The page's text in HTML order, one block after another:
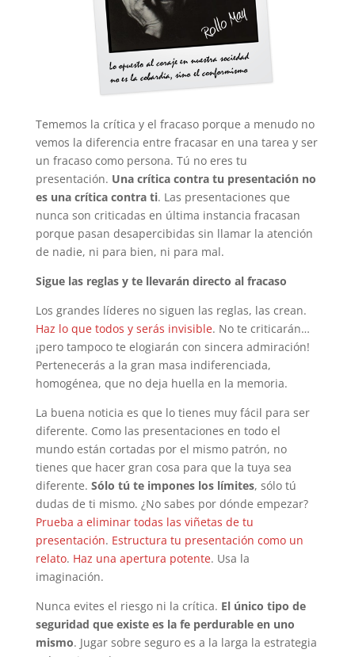
Tememos la crítica y el fracaso porque a menudo no
vemos la diferencia entre fracasar en una tarea y ser
un fracaso como persona. Tú no eres tu
presentación. Una crítica contra tu presentación no
es una crítica contra ti. Las presentaciones que
nunca son criticadas en última instancia fracasan
porque pasan desapercibidas sin llamar la atención
de nadie, ni para bien, ni para mal.
Sigue las reglas y te llevarán directo al fracaso
Los grandes líderes no siguen las reglas, las crean.
Haz lo que todos y serás invisible. No te criticarán…
¡pero tampoco te elogiarán con sincera admiración!
Pertenecerás a la gran masa indiferenciada,
homogénea, que no deja huella en la memoria.
La buena noticia es que lo tienes muy fácil para ser
diferente. Como las presentaciones en todo el
mundo están cortadas por el mismo patrón, no
tienes que hacer gran cosa para que la tuya sea
diferente. Sólo tú te impones los límites, sólo tú
dudas de ti mismo. ¿No sabes por dónde empezar?
Prueba a eliminar todas las viñetas de tu
presentación. Estructura tu presentación como un
relato. Haz una apertura potente. Usa la
imaginación.
Nunca evites el riesgo ni la crítica. El único tipo de
seguridad que existe es la fe perdurable en uno
mismo. Jugar sobre seguro es a la larga la estrategia